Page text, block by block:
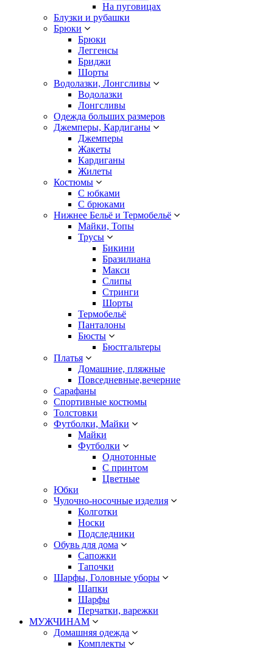
На пуговицах
Блузки и рубашки
Брюки
Брюки
Леггенсы
Бриджи
Шорты
Водолазки, Лонгсливы
Водолазки
Лонгсливы
Одежда больших размеров
Джемперы, Кардиганы
Джемперы
Жакеты
Кардиганы
Жилеты
Костюмы
С юбками
С брюками
Нижнее Бельё и Термобельё
Майки, Топы
Трусы
Бикини
Бразилиана
Макси
Слипы
Стринги
Шорты
Термобельё
Панталоны
Бюсты
Бюстгальтеры
Платья
Домашние, пляжные
Повседневные,вечерние
Сарафаны
Спортивные костюмы
Толстовки
Футболки, Майки
Майки
Футболки
Однотонные
С принтом
Цветные
Юбки
Чулочно-носочные изделия
Колготки
Носки
Подследники
Обувь для дома
Сапожки
Тапочки
Шарфы, Головные уборы
Шапки
Шарфы
Перчатки, варежки
МУЖЧИНАМ
Домашняя одежда
Комплекты